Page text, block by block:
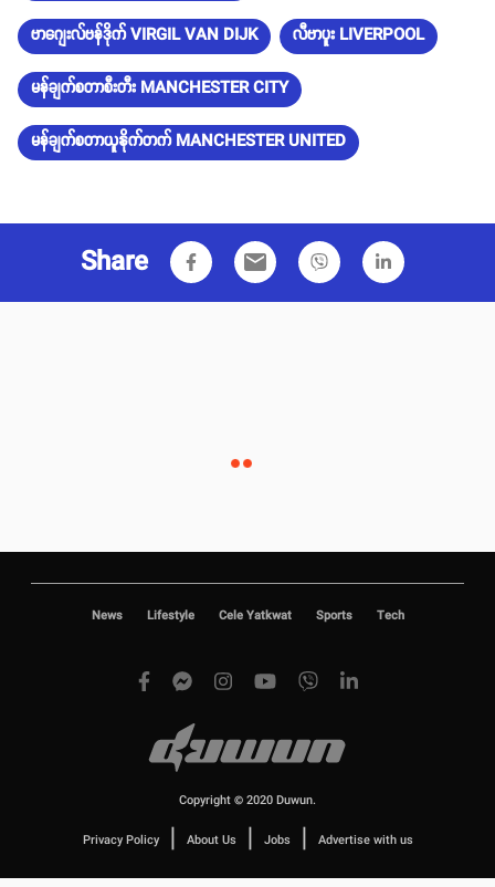
ဗာဂျေးလ်ဗန်ဒိုက် VIRGIL VAN DIJK လီဗာပူး LIVERPOOL
မန်ချက်စတာစီးတီး MANCHESTER CITY
မန်ချက်စတာယူနိုက်တက် MANCHESTER UNITED
Share email
News Lifestyle Cele Yatkwat Sports Tech
Copyright © 2020 Duwun.
Privacy Policy | About Us | Jobs | Advertise with us